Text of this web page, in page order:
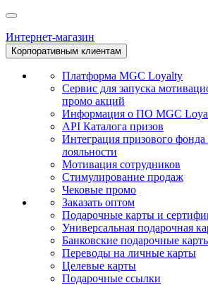
Интернет-магазин
Корпоративным клиентам
Платформа MGC Loyalty
Сервис для запуска
промо акций
Информация о ПО MGC
API Каталога призов
Интеграция призового
лояльности
Мотивация сотрудников
Стимулирование продаж
Чековые промо
Заказать оптом
Подарочные карты и
Универсальная подарочная
Банковские подарочные
Переводы на личные карты
Целевые карты
Подарочные ссылки